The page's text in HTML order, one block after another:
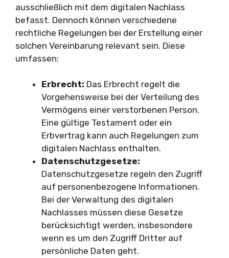
ausschließlich mit dem digitalen Nachlass
befasst. Dennoch können verschiedene
rechtliche Regelungen bei der Erstellung einer
solchen Vereinbarung relevant sein. Diese
umfassen:
Erbrecht: Das Erbrecht regelt die
Vorgehensweise bei der Verteilung des
Vermögens einer verstorbenen Person.
Eine gültige Testament oder ein
Erbvertrag kann auch Regelungen zum
digitalen Nachlass enthalten.
Datenschutzgesetze:
Datenschutzgesetze regeln den Zugriff
auf personenbezogene Informationen.
Bei der Verwaltung des digitalen
Nachlasses müssen diese Gesetze
berücksichtigt werden, insbesondere
wenn es um den Zugriff Dritter auf
persönliche Daten geht.